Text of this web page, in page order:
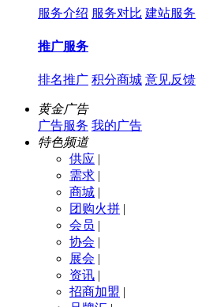
服务介绍 服务对比 建站服务
推广服务
排名推广 积分商城 意见反馈
黄金广告
广告服务 我的广告
特色频道
供应 |
需求 |
商城 |
团购火拼 |
会员 |
协会 |
展会 |
资讯 |
招商加盟 |